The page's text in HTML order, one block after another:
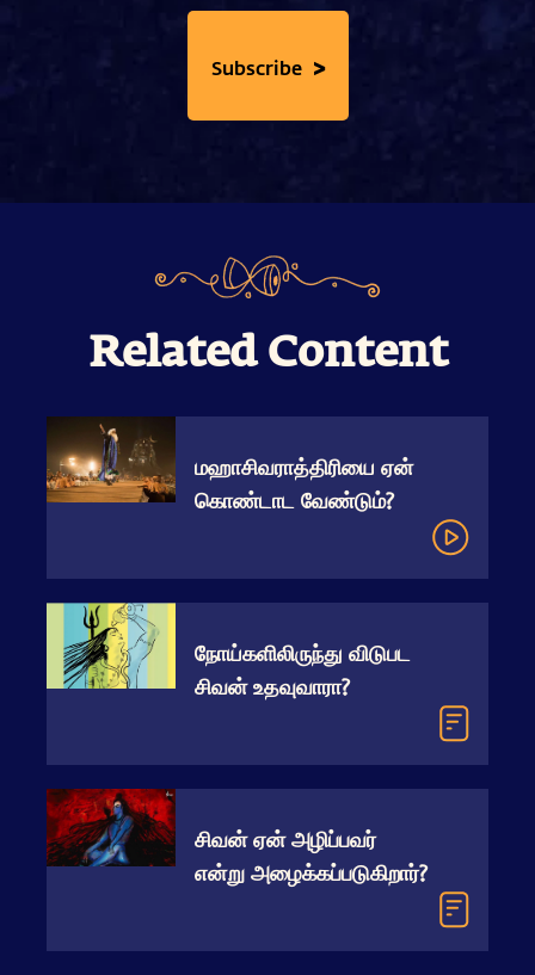
Subscribe >
Related Content
மஹாசிவராத்திரியை ஏன்
கொண்டாட வேண்டும்?
நோய்களிலிருந்து விடுபட
சிவன் உதவுவாரா?
சிவன் ஏன் அழிப்பவர்
என்று அழைக்கப்படுகிறார்?